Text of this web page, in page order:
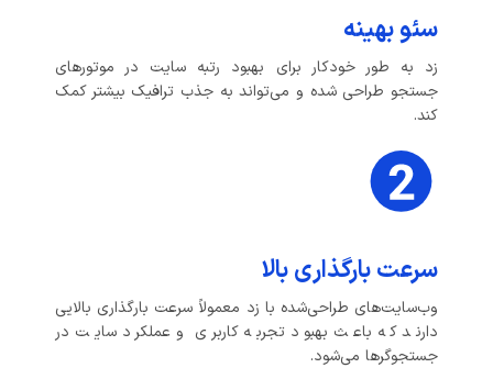
سئو بهینه
زد به طور خودکار برای بهبود رتبه سایت در موتورهای
جستجو طراحی شده و می‌تواند به جذب ترافیک بیشتر کمک
کند.
سرعت بارگذاری بالا
وب‌سایت‌های طراحی‌شده با زد معمولاً سرعت بارگذاری بالایی
دارند که باعث بهبود تجربه کاربری و عملکرد سایت در
جستجوگرها می‌شود.